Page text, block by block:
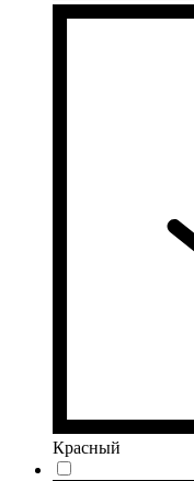
Красный